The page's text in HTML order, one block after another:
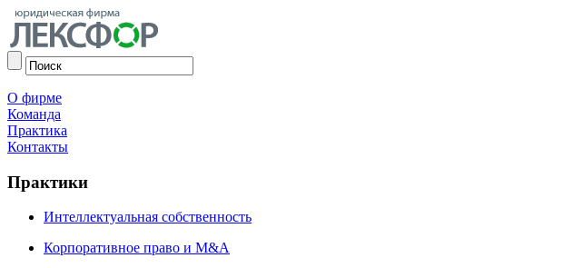
О фирме
Команда
Практика
Контакты
Практики
Интеллектуальная собственность
Корпоративное право и М&A